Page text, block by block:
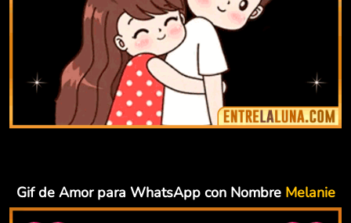
Gif de Amor para WhatsApp con Nombre Melanie